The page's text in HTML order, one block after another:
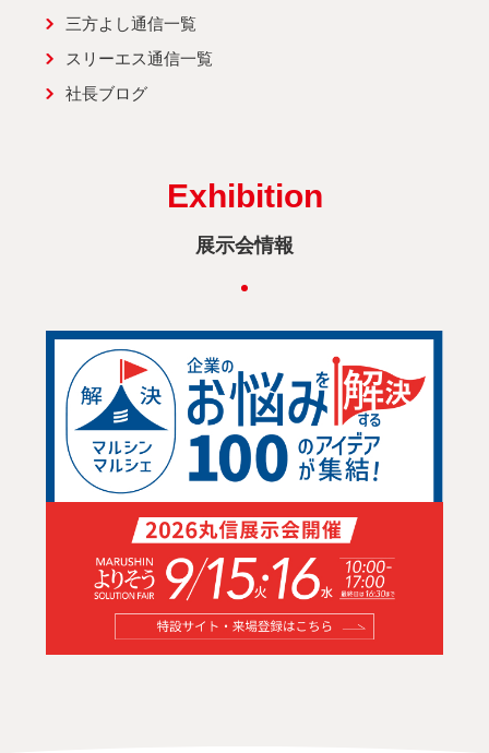
三方よし通信一覧
スリーエス通信一覧
社長ブログ
Exhibition
展示会情報